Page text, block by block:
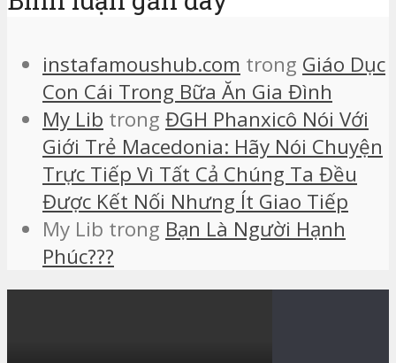
instafamoushub.com trong Giáo Dục
Con Cái Trong Bữa Ăn Gia Đình
My Lib trong ĐGH Phanxicô Nói Với
Giới Trẻ Macedonia: Hãy Nói Chuyện
Trực Tiếp Vì Tất Cả Chúng Ta Đều
Được Kết Nối Nhưng Ít Giao Tiếp
My Lib trong Bạn Là Người Hạnh
Phúc???